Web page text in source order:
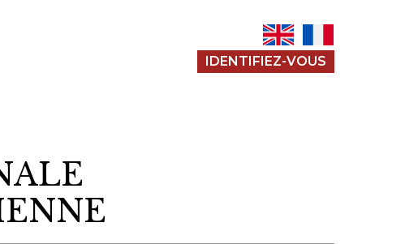
IDENTIFIEZ-VOUS